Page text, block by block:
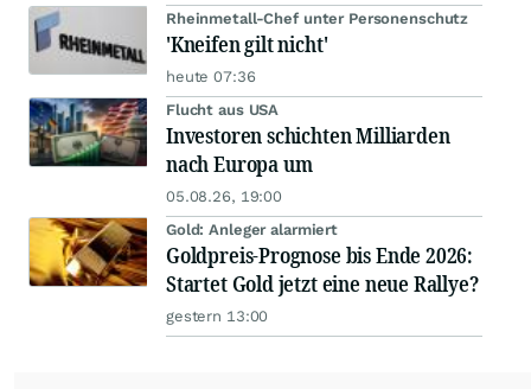
Rheinmetall-Chef unter Personenschutz
'Kneifen gilt nicht'
heute 07:36
Flucht aus USA
Investoren schichten Milliarden
nach Europa um
05.08.26, 19:00
Gold: Anleger alarmiert
Goldpreis-Prognose bis Ende 2026:
Startet Gold jetzt eine neue Rallye?
gestern 13:00